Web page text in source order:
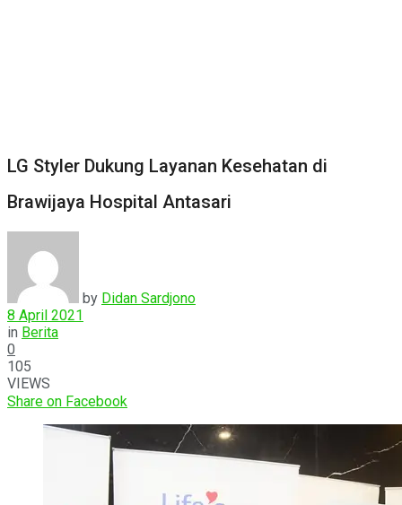
LG Styler Dukung Layanan Kesehatan di
Brawijaya Hospital Antasari
by Didan Sardjono
8 April 2021
in Berita
0
105
VIEWS
Share on Facebook